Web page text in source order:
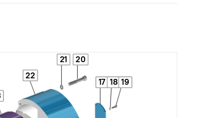
17 18 19
20
21
22